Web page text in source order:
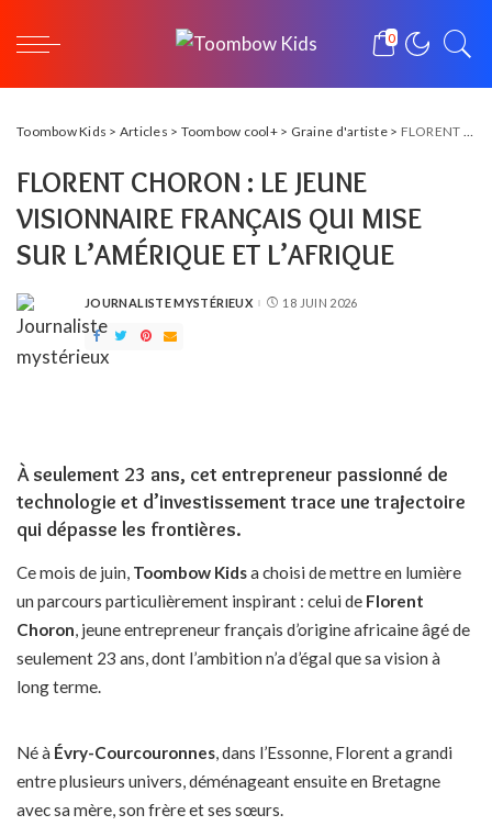
0
Toombow Kids > Articles > Toombow cool+> Graine d'artiste> FLORENT CHORON : LE JEUNE VISIONNAIRE FRANÇAIS QUI MISE SUR L’AMÉRIQUE ET L’AFRIQUE
FLORENT CHORON : LE JEUNE
VISIONNAIRE FRANÇAIS QUI MISE
SUR L’AMÉRIQUE ET L’AFRIQUE
POSTED
BY
JOURNALISTE MYSTÉRIEUX 18 JUIN 2026
À seulement 23 ans, cet entrepreneur passionné de
technologie et d’investissement trace une trajectoire
qui dépasse les frontières.
Ce mois de juin, Toombow Kidsa choisi de mettre en lumière
un parcours particulièrement inspirant : celui de Florent
Choron, jeune entrepreneur français d’origine africaine âgé de
seulement 23 ans, dont l’ambition n’a d’égal que sa vision à
long terme.
Né à Évry-Courcouronnes, dans l’Essonne, Florent a grandi
entre plusieurs univers, déménageant ensuite en Bretagne
avec sa mère, son frère et ses sœurs.